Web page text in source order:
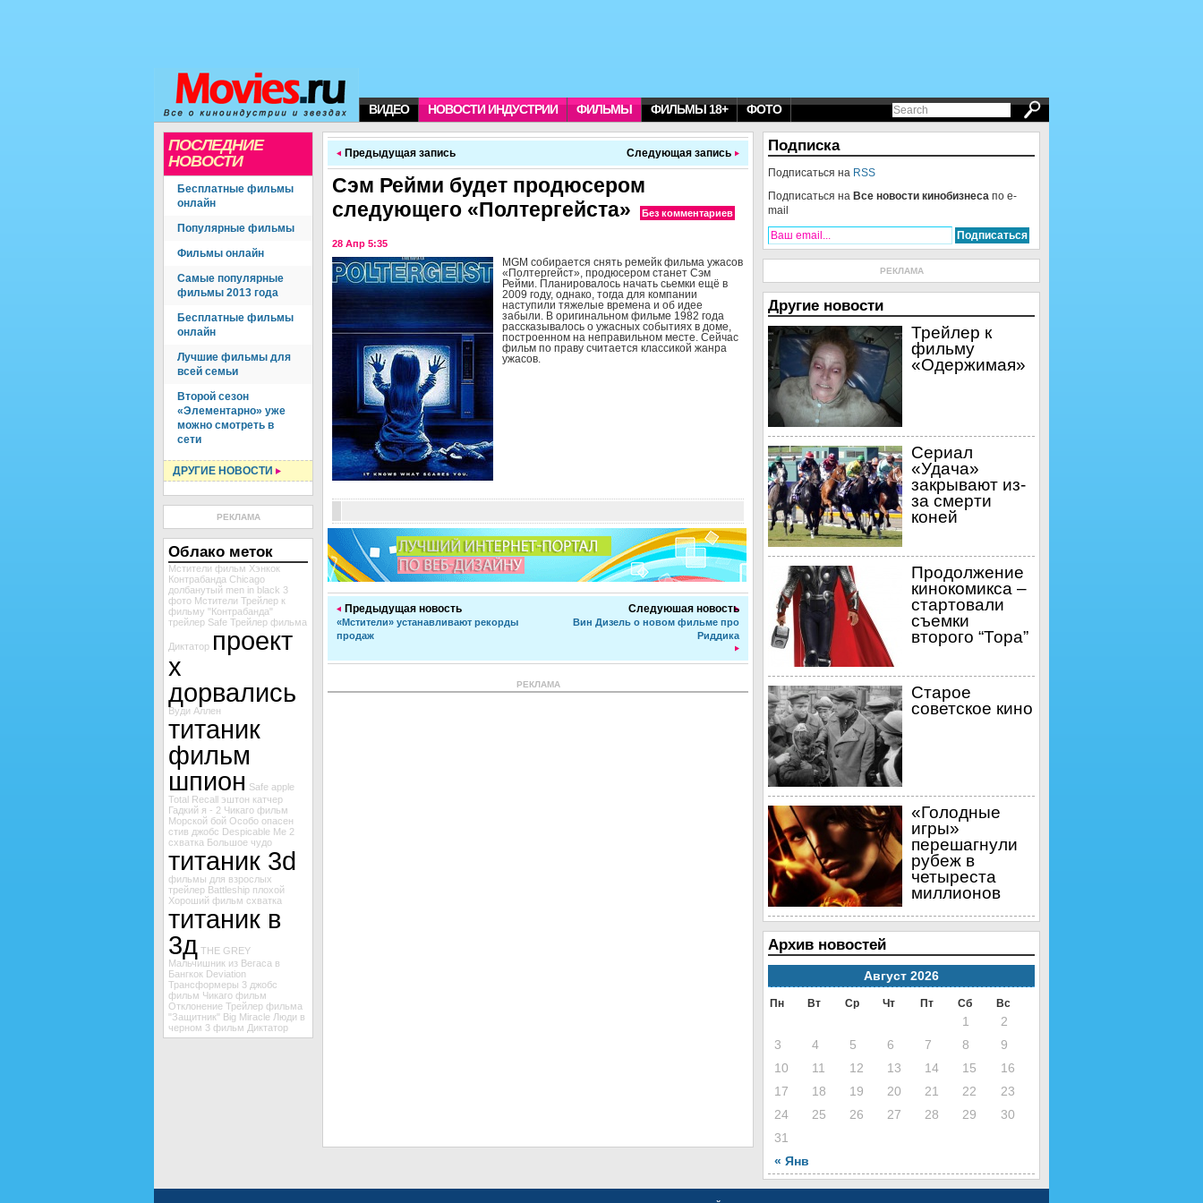
ВИДЕО НОВОСТИ ИНДУСТРИИ ФИЛЬМЫ ФИЛЬМЫ 18+ ФОТО
ПОСЛЕДНИЕ
НОВОСТИ
Бесплатные фильмы
онлайн
Популярные фильмы
Фильмы онлайн
Самые популярные
фильмы 2013 года
Бесплатные фильмы
онлайн
Лучшие фильмы для
всей семьи
Второй сезон
«Элементарно» уже
можно смотреть в
сети
ДРУГИЕ НОВОСТИ
РЕКЛАМА
Облако меток
Мстители фильм Хэнкок
Контрабанда Chicago
долбанутый men in black 3
фото Мстители Трейлер к
фильму "Контрабанда"
трейлер Safe Трейлер фильма
Диктатор проект
х
дорвались
Вуди Аллен
титаник
фильм
шпион Safe apple
Total Recall эштон катчер
Гадкий я - 2 Чикаго фильм
Морской бой Особо опасен
стив джобс Despicable Me 2
схватка Большое чудо
титаник 3d
фильмы для взрослых
трейлер Battleship плохой
Хороший фильм схватка
титаник в
3д THE GREY
Мальчишник из Вегаса в
Бангкок Deviation
Трансформеры 3 джобс
фильм Чикаго фильм
Отклонение Трейлер фильма
"Защитник" Big Miracle Люди в
черном 3 фильм Диктатор
Предыдущая запись Следующая запись
Сэм Рейми будет продюсером
следующего «Полтергейста»
Без комментариев
28 Апр 5:35
MGM собирается снять ремейк фильма ужасов
«Полтергейст», продюсером станет Сэм
Рейми. Планировалось начать сьемки ещё в
2009 году, однако, тогда для компании
наступили тяжелые времена и об идее
забыли. В оригинальном фильме 1982 года
рассказывалось о ужасных событиях в доме,
построенном на неправильном месте. Сейчас
фильм по праву считается классикой жанра
ужасов.
Предыдущая новость
«Мстители» устанавливают рекорды
продаж
Следуюшая новость
Вин Дизель о новом фильме про
Риддика
РЕКЛАМА
Подписка
Подписаться на RSS
Подписаться на Все новости кинобизнеса по e-
mail
РЕКЛАМА
Другие новости
Трейлер к
фильму
«Одержимая»
Сериал
«Удача»
закрывают из-
за смерти
коней
Продолжение
кинокомикса –
стартовали
съемки
второго “Тора”
Старое
советское кино
«Голодные
игры»
перешагнули
рубеж в
четыреста
миллионов
Архив новостей
Август 2026
Пн Вт Ср Чт Пт Сб Вс
« Янв
1
2
3
4 5 6 7 8
9
10
11 12 13 14 15
16
17
18 19 20 21 22
23
24
25 26 27 28 29
30
31